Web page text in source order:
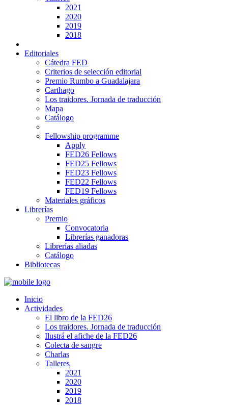
2021
2020
2019
2018
Editoriales
Cátedra FED
Criterios de selección editorial
Premio Rumbo a Guadalajara
Carthago
Los traidores. Jornada de traducción
Mapa
Catálogo
Fellowship programme
Apply
FED26 Fellows
FED25 Fellows
FED23 Fellows
FED22 Fellows
FED19 Fellows
Materiales gráficos
Librerías
Premio
Convocatoria
Librerías ganadoras
Librerías aliadas
Catálogo
Bibliotecas
Inicio
Actividades
El libro de la FED26
Los traidores. Jornada de traducción
Ilustrá el afiche de la FED26
Colecta de sangre
Charlas
Talleres
2021
2020
2019
2018